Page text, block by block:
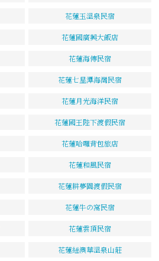
花蓮玉溫泉民宿
花蓮國廣興大飯店
花蓮海傳民宿
花蓮七星潭海灣民宿
花蓮月光海洋民宿
花蓮國王陛下渡假民宿
花蓮哈囉背包旅店
花蓮和風民宿
花蓮耕夢園渡假民宿
花蓮牛の窩民宿
花蓮雲頂民宿
花蓮紐澳華溫泉山莊